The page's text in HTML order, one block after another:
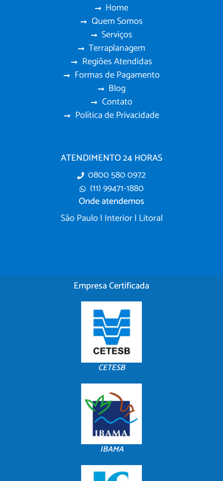
Home
Quem Somos
Serviços
Terraplanagem
Regiões Atendidas
Formas de Pagamento
Blog
Contato
Política de Privacidade
ATENDIMENTO 24 HORAS
0800 580 0972
(11) 99471-1880
Onde atendemos
São Paulo | Interior | Litoral
Empresa Certificada
CETESB
IBAMA